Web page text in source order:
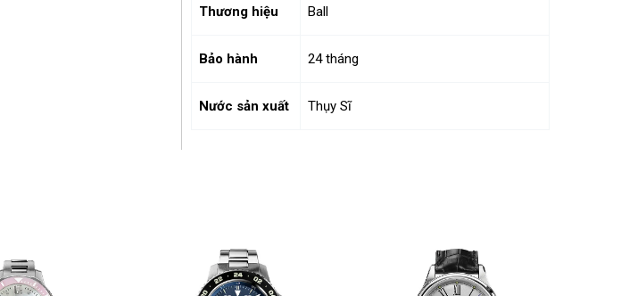
Thương hiệu Ball
Bảo hành 24 tháng
Nước sản xuất Thụy Sĩ